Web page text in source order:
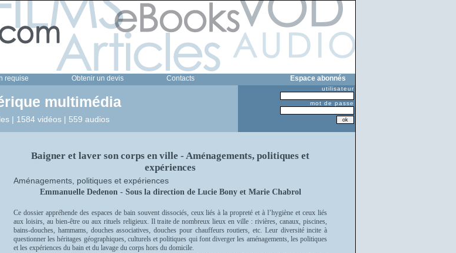
requise Obtenir un devis Contacts Espace abonnés
multimédia
| 1584 vidéos | 559 audios
utilisateur
mot de passe
Baigner et laver son corps en ville - Aménagements, politiques et
expériences
Aménagements, politiques et expériences
Emmanuelle Dedenon - Sous la direction de Lucie Bony et Marie Chabrol
Ce dossier appréhende des espaces de bain souvent dissociés, ceux liés à la propreté et à l’hygiène et ceux liés
aux loisirs, au bien-être ou aux rituels religieux. Il traite de nombreux lieux en ville : rivières, canaux, piscines,
bains-douches, hammams, douches associatives, douches pour chauffeurs routiers, etc. Leur diversité incite à
questionner les héritages géographiques, culturels et politiques qui font diverger les aménagements, les politiques
et les expériences du bain et du lavage du corps hors du domicile.